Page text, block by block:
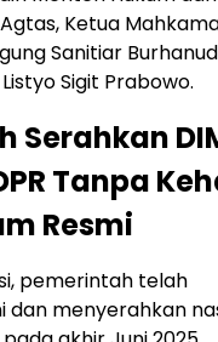
Ketua
Sanitiar
Sigit Prabowo.
Serahkan
Tanpa
Resmi
pemerintah telah
menyerahkan